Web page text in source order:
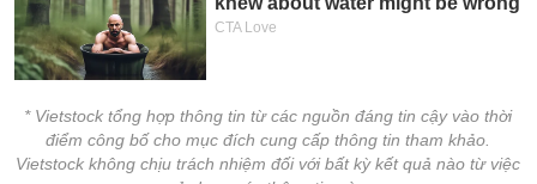
* Vietstock tổng hợp thông tin từ các nguồn đáng tin cậy vào thời
điểm công bố cho mục đích cung cấp thông tin tham khảo.
Vietstock không chịu trách nhiệm đối với bất kỳ kết quả nào từ việc